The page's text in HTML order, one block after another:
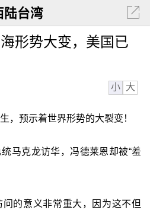
陆台湾
形势大变，美国已
小 大
，预示着世界形势的大裂变！
马克龙访华，冯德莱恩却被“羞
的意义非常重大，因为这不但